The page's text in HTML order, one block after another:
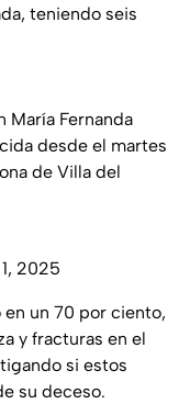
teniendo seis
María Fernanda
desde el martes
de Villa del
2025
un 70 por ciento,
y fracturas en el
si estos
su deceso.